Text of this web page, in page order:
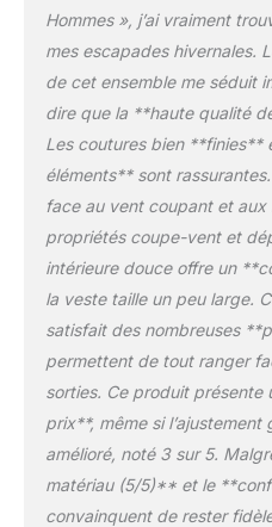
de
de
les
au
;
Hommes », j’ai vraiment
mes escapades hivernales.
de cet ensemble me séduit
dire que la **haute qualité
Les coutures bien **finies**
éléments** sont
face au vent coupant et
propriétés coupe-vent et
intérieure douce offre un
la veste taille un peu large.
satisfait des nombreuses
permettent de tout ranger
sorties. Ce produit
prix**, même si
amélioré, noté 3 sur 5.
matériau (5/5)** et le
convainquent de rester